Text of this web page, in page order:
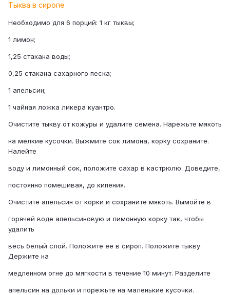
Тыква в сиропе
Необходимо для 6 порций: 1 кг тыквы;
1 лимон;
1,25 стакана воды;
0,25 стакана сахарного песка;
1 апельсин;
1 чайная ложка ликера куантро.
Очистите тыкву от кожуры и удалите семена. Нарежьте мякоть
на мелкие кусочки. Выжмите сок лимона, корку сохраните.
Налейте
воду и лимонный сок, положите сахар в кастрюлю. Доведите,
постоянно помешивая, до кипения.
Очистите апельсин от корки и сохраните мякоть. Вымойте в
горячей воде апельсиновую и лимонную корку так, чтобы
удалить
весь белый слой. Положите ее в сироп. Положите тыкву.
Держите на
медленном огне до мягкости в течение 10 минут. Разделите
апельсин на дольки и порежьте на маленькие кусочки.